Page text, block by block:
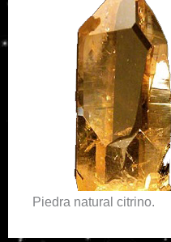
Piedra natural citrino.